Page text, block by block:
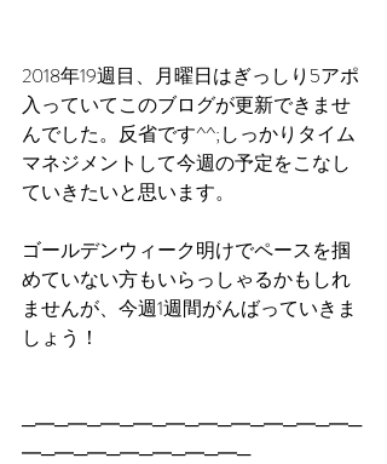
2018年19週目、月曜日はぎっしり5アポ
入っていてこのブログが更新できませ
んでした。反省です^^;しっかりタイム
マネジメントして今週の予定をこなし
ていきたいと思います。
ゴールデンウィーク明けでペースを掴
めていない方もいらっしゃるかもしれ
ませんが、今週1週間がんばっていきま
しょう！
─━─━─━─━─━─━─━─━─━─━─
━─━─━─━─━─━─━─